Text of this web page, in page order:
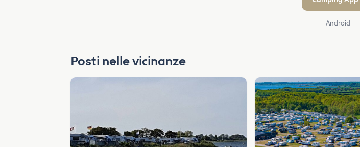
Android
Posti nelle vicinanze